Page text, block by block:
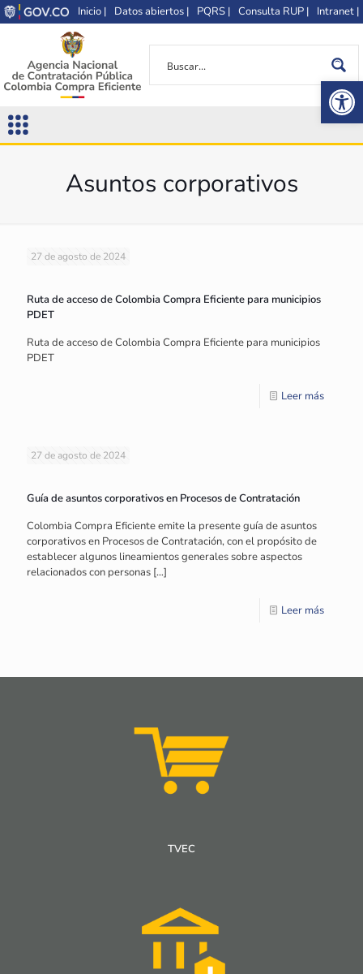
Inicio | Datos abiertos | PQRS | Consulta RUP | Intranet |
Asuntos corporativos
27 de agosto de 2024
Ruta de acceso de Colombia Compra Eficiente para municipios
PDET
Ruta de acceso de Colombia Compra Eficiente para municipios
PDET
Leer más
27 de agosto de 2024
Guía de asuntos corporativos en Procesos de Contratación
Colombia Compra Eficiente emite la presente guía de asuntos
corporativos en Procesos de Contratación, con el propósito de
establecer algunos lineamientos generales sobre aspectos
relacionados con personas […]
Leer más
TVEC